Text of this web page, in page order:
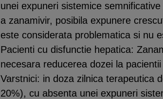
unei expuneri sistemice
a zanamivir, posibila expunere
este considerata problematica si nu
Pacienti cu disfunctie hepatica:
necesara reducerea dozei la
Varstnici: in doza zilnica terapeutica
20%), cu absenta unei expuneri